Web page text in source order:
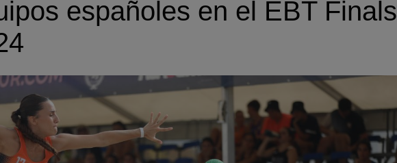
españoles en el EBT Finals